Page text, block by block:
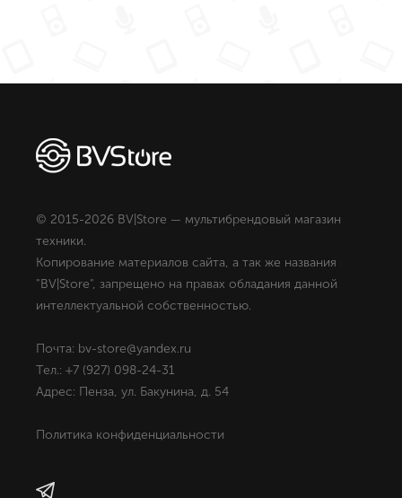
© 2015-2026 BV|Store — мультибрендовый магазин
техники.
Копирование материалов сайта, а так же названия
"BV|Store", запрещено на правах обладания данной
интеллектуальной собственностью.
Почта: bv-store@yandex.ru
Тел.: +7 (927) 098-24-31
Адрес: Пенза, ул. Бакунина, д. 54
Политика конфиденциальности